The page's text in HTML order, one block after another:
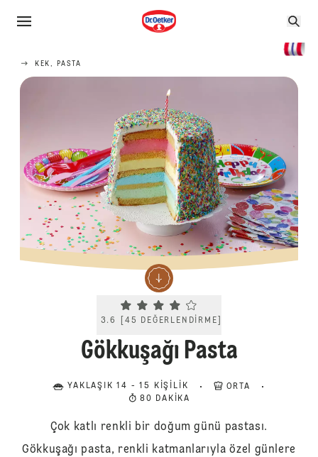
KEK, PASTA
Current rating 3.6. Click to rate.
3.6 45 DEĞERLENDIRME
Gökkuşağı Pasta
YAKLAŞIK 14 - 15 KIŞILIK
ORTA
80 DAKIKA
Çok katlı renkli bir doğum günü pastası.
Gökkuşağı pasta, renkli katmanlarıyla özel günlere